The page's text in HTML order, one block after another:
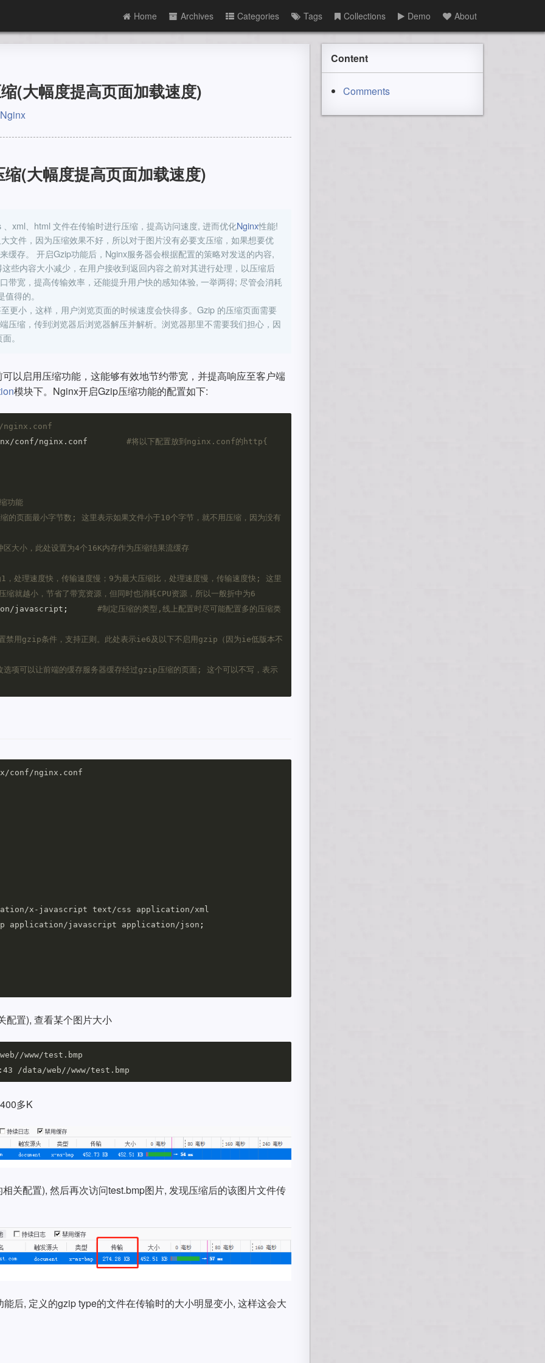
Home Archives Categories Tags Collections Demo About
(大幅度提高页面加载速度)
Nginx
(大幅度提高页面加载速度)
xml、html 文件在传输时进行压缩，提高访问速度, 进而优化Nginx性能!
文件，因为压缩效果不好，所以对于图片没有必要支压缩，如果想要优
缓存。 开启Gzip功能后，Nginx服务器会根据配置的策略对发送的内容,
些内容大小减少，在用户接收到返回内容之前对其进行处理，以压缩后
带宽，提高传输效率，还能提升用户快的感知体验, 一举两得; 尽管会消耗
得的。
更小，这样，用户浏览页面的时候速度会快得多。Gzip 的压缩页面需要
压缩，传到浏览器后浏览器解压并解析。浏览器那里不需要我们担心，因
。
以启⽤压缩功能，这能够有效地节约带宽，并提⾼响应⾄客户端
模块下。Nginx开启Gzip压缩功能的配置如下:
nginx.conf
nginx/conf/nginx.conf #将以下配置放到nginx.conf的http{
功能
的页面最小字节数; 这里表示如果文件小于10个字节，就不用压缩，因为没有
区大小，此处设置为4个16K内存作为压缩结果流缓存
，处理速度快，传输速度慢；9为最大压缩比，处理速度慢，传输速度快; 这里
就越小，节省了带宽资源，但同时也消耗CPU资源，所以一般折中为6
javascript ; #制定压缩的类型,线上配置时尽可能配置多的压缩类
禁用gzip条件，支持正则。此处表示ie6及以下不启用gzip（因为ie低版本不
项可以让前端的缓存服务器缓存经过gzip压缩的页面; 这个可以不写，表示
conf/nginx.conf
application/javascript application/json ;
配置), 查看某个图片大小
多K
关配置), 然后再次访问test.bmp图片, 发现压缩后的该图片文件传
后, 定义的gzip type的文件在传输时的大小明显变小, 这样这会大
Content
Comments